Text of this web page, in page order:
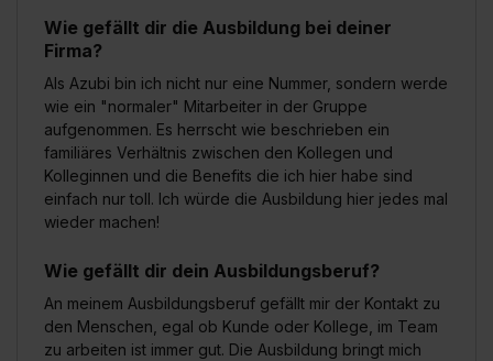
Wie gefällt dir die Ausbildung bei deiner
Firma?
Als Azubi bin ich nicht nur eine Nummer, sondern werde
wie ein "normaler" Mitarbeiter in der Gruppe
aufgenommen. Es herrscht wie beschrieben ein
familiäres Verhältnis zwischen den Kollegen und
Kolleginnen und die Benefits die ich hier habe sind
einfach nur toll. Ich würde die Ausbildung hier jedes mal
wieder machen!
Wie gefällt dir dein Ausbildungsberuf?
An meinem Ausbildungsberuf gefällt mir der Kontakt zu
den Menschen, egal ob Kunde oder Kollege, im Team
zu arbeiten ist immer gut. Die Ausbildung bringt mich